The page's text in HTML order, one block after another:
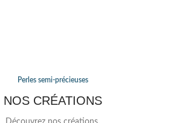
Perles semi-précieuses
NOS CRÉATIONS